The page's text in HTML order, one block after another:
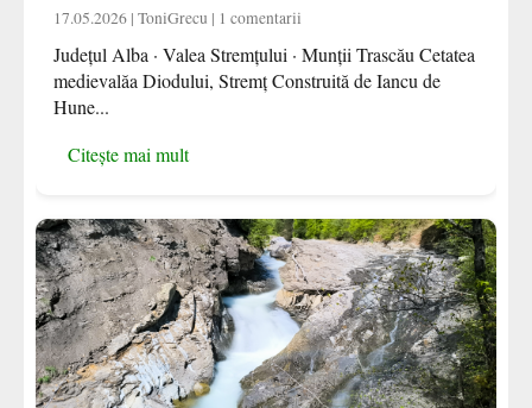
17.05.2026 | ToniGrecu | 1 comentarii
Județul Alba · Valea Stremțului · Munții Trascău Cetatea
medievalăa Diodului, Stremț Construită de Iancu de
Hune...
Citește mai mult